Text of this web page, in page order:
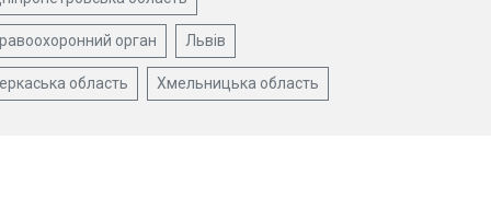
орган Львів
область Хмельницька область